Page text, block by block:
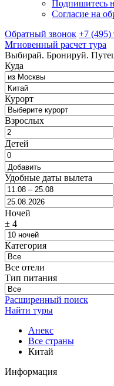
Подпишитесь
Согласие на
Обратный звонок +7 (495)
Мгновенный расчет тура
Выбирай. Бронируй.
Куда
Курорт
Взрослых
Детей
Удобные даты вылета
Ночей
± 4
Категория
Все отели
Тип питания
Расширенный поиск
Найти туры
Анекс
Все страны
Китай
Информация